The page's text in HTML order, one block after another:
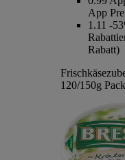
App
1.11 -
Rabatt)
120/150g